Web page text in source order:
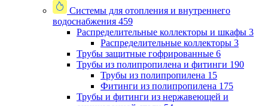
Системы для отопления и внутреннего
водоснабжения 459
Распределительные коллекторы и шкафы 3
Распределительные коллекторы 3
Трубы защитные гофрированные 6
Трубы из полипропилена и фитинги 190
Трубы из полипропилена 15
Фитинги из полипропилена 175
Трубы и фитинги из нержавеющей и